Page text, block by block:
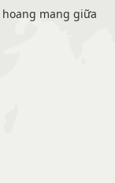
S8+